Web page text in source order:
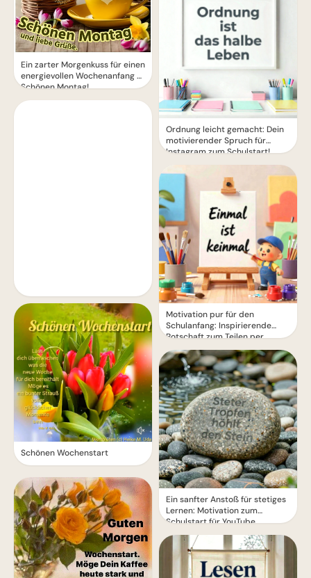
Ein zarter Morgenkuss für einen
energievollen Wochenanfang –
Schönen Montag!
Schönen Wochenstart
Ordnung leicht gemacht: Dein
motivierender Spruch für
Instagram zum Schulstart!
Motivation pur für den
Schulanfang: Inspirierende
Botschaft zum Teilen per
WhatsApp!
Ein sanfter Anstoß für stetiges
Lernen: Motivation zum
Schulstart für YouTube.